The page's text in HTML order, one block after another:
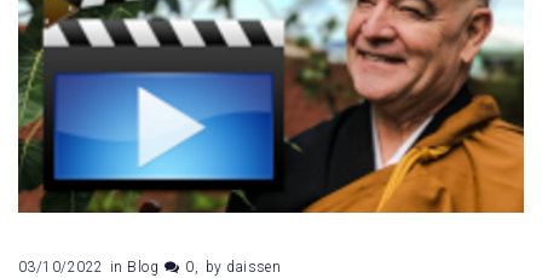
03/10/2022 in Blog 0 by daissen